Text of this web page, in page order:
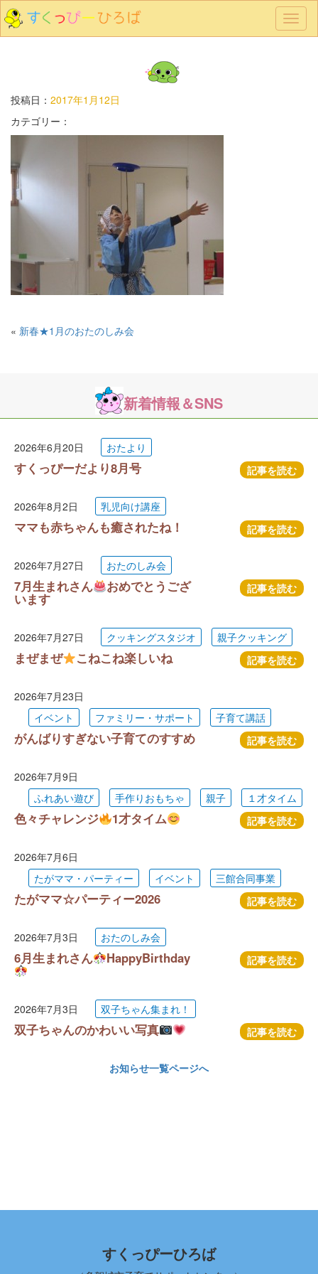
メ
ニ
投稿日： 2017年1月12日
カテゴリー：
« 新春★1月のおたのしみ会
新着情報＆SNS
2026年6月20日 おたより
すくっぴーだより8月号 記事を読む
2026年8月2日 乳児向け講座
ママも赤ちゃんも癒されたね！ 記事を読む
2026年7月27日 おたのしみ会
7月生まれさん おめでとうござ
います
記事を読む
2026年7月27日 クッキングスタジオ 親子クッキング
まぜまぜ こねこね楽しいね 記事を読む
2026年7月23日
イベント
ファミリー・サポート 子育て講話
がんばりすぎない子育てのすすめ 記事を読む
2026年7月9日
ふれあい遊び
手作りおもちゃ 親子 １才タイム
色々チャレンジ 1才タイム 記事を読む
2026年7月6日
たがママ・パーティー
イベント 三館合同事業
たがママ☆パーティー2026 記事を読む
2026年7月3日 おたのしみ会
6月生まれさん HappyBirthday 記事を読む
2026年7月3日 双子ちゃん集まれ！
双子ちゃんのかわいい写真 記事を読む
お知らせ一覧ページへ
すくっぴーひろば